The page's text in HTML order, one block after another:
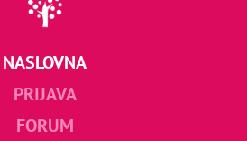
NASLOVNA
PRIJAVA
FORUM